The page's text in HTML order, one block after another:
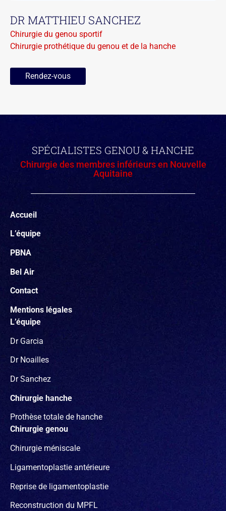
DR MATTHIEU SANCHEZ
Chirurgie du genou sportif
Chirurgie prothétique du genou et de la hanche
Rendez-vous
SPÉCIALISTES GENOU & HANCHE
Chirurgie des membres inférieurs en Nouvelle
Aquitaine
Accueil
L’équipe
PBNA
Bel Air
Contact
Mentions légales
L’équipe
Dr Garcia
Dr Noailles
Dr Sanchez
Chirurgie hanche
Prothèse totale de hanche
Chirurgie genou
Chirurgie méniscale
Ligamentoplastie antérieure
Reprise de ligamentoplastie
Reconstruction du MPFL